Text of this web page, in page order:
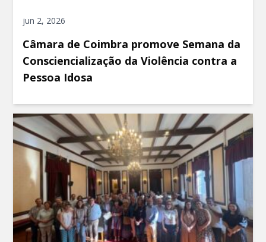
jun 2, 2026
Câmara de Coimbra promove Semana da
Consciencialização da Violência contra a
Pessoa Idosa